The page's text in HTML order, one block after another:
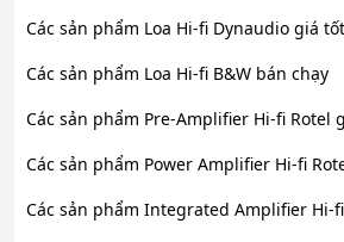
Các sản phẩm Loa Hi-fi Dynaudio giá tốt
Các sản phẩm Loa Hi-fi B&W bán chạy
Các sản phẩm Pre-Amplifier Hi-fi Rotel
Các sản phẩm Power Amplifier Hi-fi
Các sản phẩm Integrated Amplifier Hi-